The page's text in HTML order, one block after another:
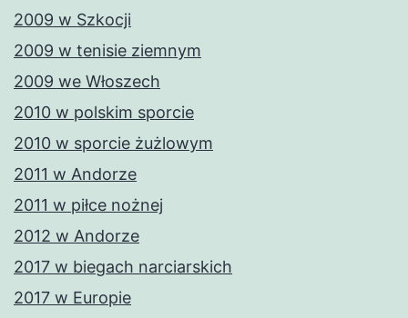
2009 w Szkocji
2009 w tenisie ziemnym
2009 we Włoszech
2010 w polskim sporcie
2010 w sporcie żużlowym
2011 w Andorze
2011 w piłce nożnej
2012 w Andorze
2017 w biegach narciarskich
2017 w Europie